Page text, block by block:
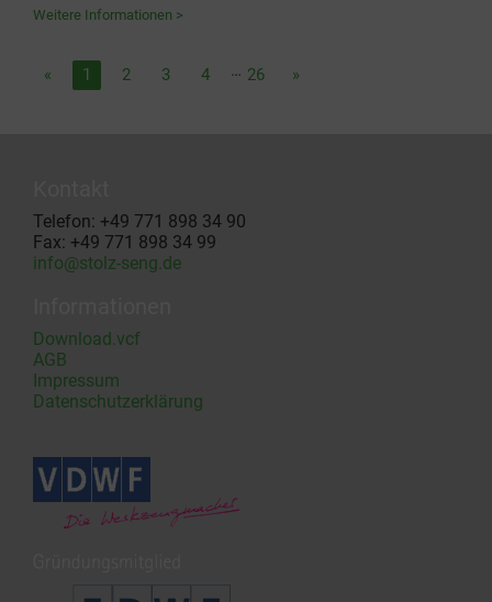
Weitere Informationen >
«Предидущая
1 2 3 4 … 26 »Следующая
Telefon: +49 771 898 34 90
Fax: +49 771 898 34 99
info@stolz-seng.de
Download.vcf
AGB
Impressum
Datenschutzerklärung